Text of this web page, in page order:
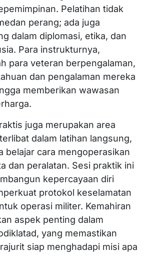
Pelatihan tidak
perang; ada juga
dalam diplomasi, etika, dan
Para instrukturnya,
para veteran berpengalaman,
dan pengalaman mereka
memberikan wawasan
juga merupakan area
dalam latihan langsung,
belajar cara mengoperasikan
dan peralatan. Sesi praktik ini
kepercayaan diri
protokol keselamatan
operasi militer. Kemahiran
aspek penting dalam
yang memastikan
siap menghadapi misi apa